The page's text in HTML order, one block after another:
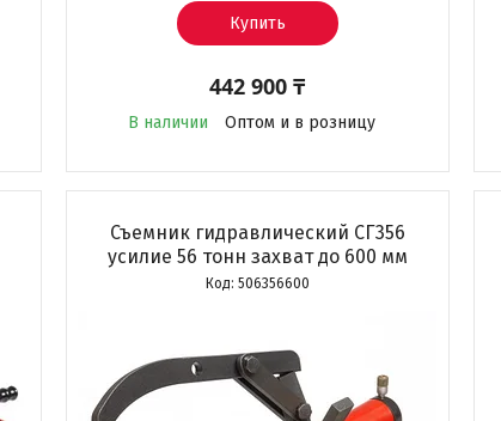
Купить
442 900 ₸
В наличии Оптом и в розницу
Съемник гидравлический СГ356
усилие 56 тонн захват до 600 мм
506356600